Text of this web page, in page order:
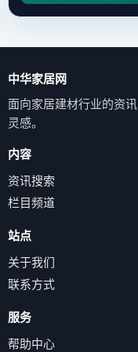
中华家居网
面向家居建材行业的资
灵感。
内容
资讯搜索
栏目频道
站点
关于我们
联系方式
服务
帮助中心